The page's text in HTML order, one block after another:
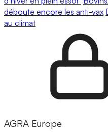
déboute encore les anti-vax
au climat
AGRA Europe